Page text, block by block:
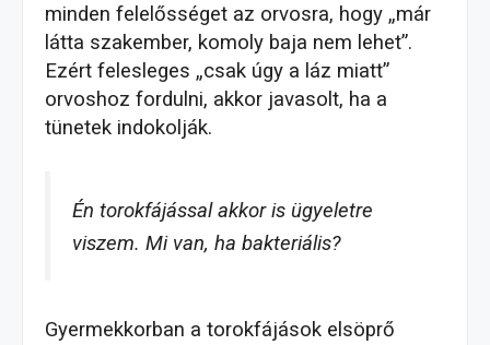
minden felelősséget az orvosra, hogy „már
látta szakember, komoly baja nem lehet”.
Ezért felesleges „csak úgy a láz miatt”
orvoshoz fordulni, akkor javasolt, ha a
tünetek indokolják.
Én torokfájással akkor is ügyeletre
viszem. Mi van, ha bakteriális?
Gyermekkorban a torokfájások elsöprő